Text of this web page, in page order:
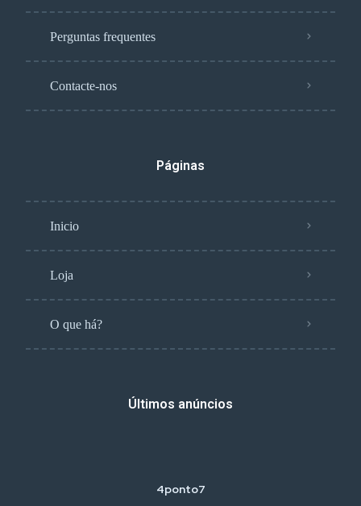
Perguntas frequentes
Contacte-nos
Páginas
Inicio
Loja
O que há?
Últimos anúncios
4ponto7